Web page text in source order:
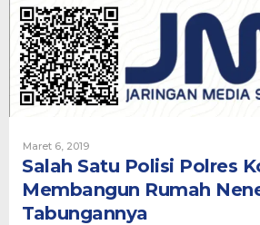
Konawe
Membangun
Rumah
Nenek
Dari
Hasil
Maret 6, 2019Oleh
Salah Satu Polisi Polres
Membangun Rumah
Tabungannya